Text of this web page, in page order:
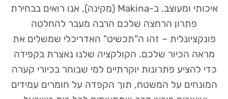
איכותי ומעוצב. ב-Makina (מקינה), אנו רואים בבחירת
פתרון הרחצה שלכם הרבה מעבר להחלטה
פונקציונלית – זהו ה"תכשיט" האדריכלי שמשלים את
מראה הכיור שלכם. הקולקציה שלנו נאצרת בקפידה
כדי להציע פתרונות יוקרתיים למי שבוחר בכיורי קערה
המונחים על המשטח, תוך הקפדה על חומרים עמידים